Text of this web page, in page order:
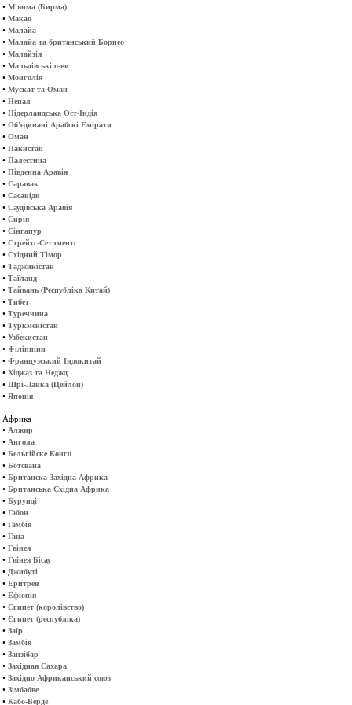
• М'янма (Бирма)
• Макао
• Малайа
• Малайа та британський Борнео
• Малайзія
• Мальдівські о-ви
• Монголія
• Мускат та Оман
• Непал
• Нідерландська Ост-Індія
• Об'єдинані Арабскі Емірати
• Оман
• Пакистан
• Палестина
• Південна Аравія
• Саравак
• Сасаніди
• Саудівська Аравія
• Сирія
• Сінгапур
• Стрейтс-Сетлментс
• Східний Тімор
• Таджикістан
• Таїланд
• Тайвань (Республіка Китай)
• Тибет
• Туреччина
• Туркменістан
• Узбекистан
• Філіппіни
• Французський Індокитай
• Хіджаз та Неджд
• Шрі-Ланка (Цейлон)
• Японія
Африка
• Алжир
• Ангола
• Бельгійске Конго
• Ботсвана
• Британска Західна Африка
• Британська Східна Африка
• Бурунді
• Габон
• Гамбія
• Гана
• Гвінея
• Гвінея Бісау
• Джибуті
• Еритрея
• Ефіопія
• Єгипет (королівство)
• Єгипет (республіка)
• Заїр
• Замбія
• Занзібар
• Західная Сахара
• Західно Африканський союз
• Зімбабве
• Кабо-Верде